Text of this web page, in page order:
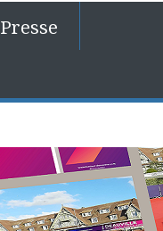
Presse